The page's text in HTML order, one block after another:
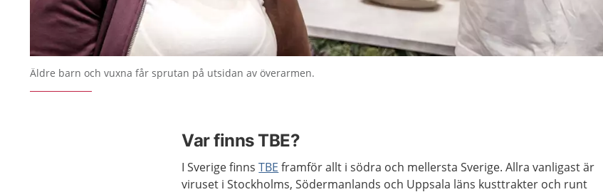
Äldre barn och vuxna får sprutan på utsidan av överarmen.
Var finns TBE?
I Sverige finnsTBE framför allt i södra och mellersta Sverige. Allra vanligast är
viruset i Stockholms, Södermanlands och Uppsala läns kusttrakter och runt